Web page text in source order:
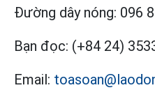
Đường dây nóng: 096
Bạn đọc: (+84 24)
Email: